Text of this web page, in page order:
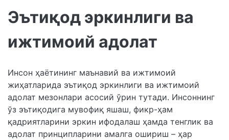
Эътиқод эркинлиги ва
ижтимоий адолат
Инсон ҳаётининг маънавий ва ижтимоий
жиҳатларида эътиқод эркинлиги ва ижтимоий
адолат мезонлари асосий ўрин тутади. Инсоннинг
ўз эътиқодига мувофиқ яшаш, фикр-ҳам
қадриятларини эркин ифодалаш ҳамда тенглик ва
адолат принципларини амалга ошириш – ҳар